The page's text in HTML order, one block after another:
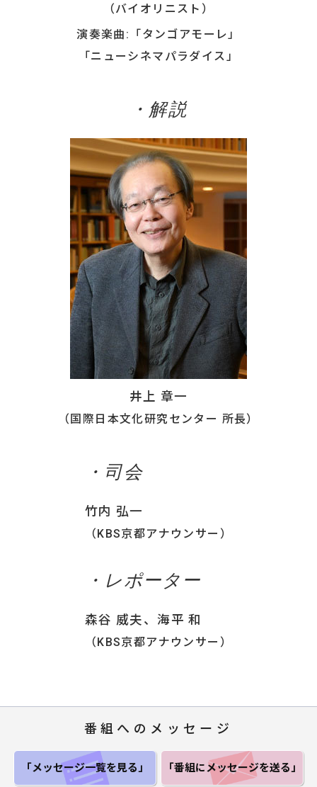
（バイオリニスト）
演奏楽曲:「タンゴアモーレ」
「ニューシネマパラダイス」
・解説
井上 章一
（国際日本文化研究センター 所長）
・司会
竹内 弘一
（KBS京都アナウンサー）
・レポーター
森谷 威夫、海平 和
（KBS京都アナウンサー）
番組へのメッセージ
「メッセージ一覧を見る」 「番組にメッセージを送る」